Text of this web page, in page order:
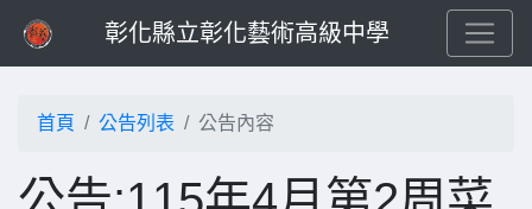
彰化縣立彰化藝術高級中學
首頁 公告列表 公告內容